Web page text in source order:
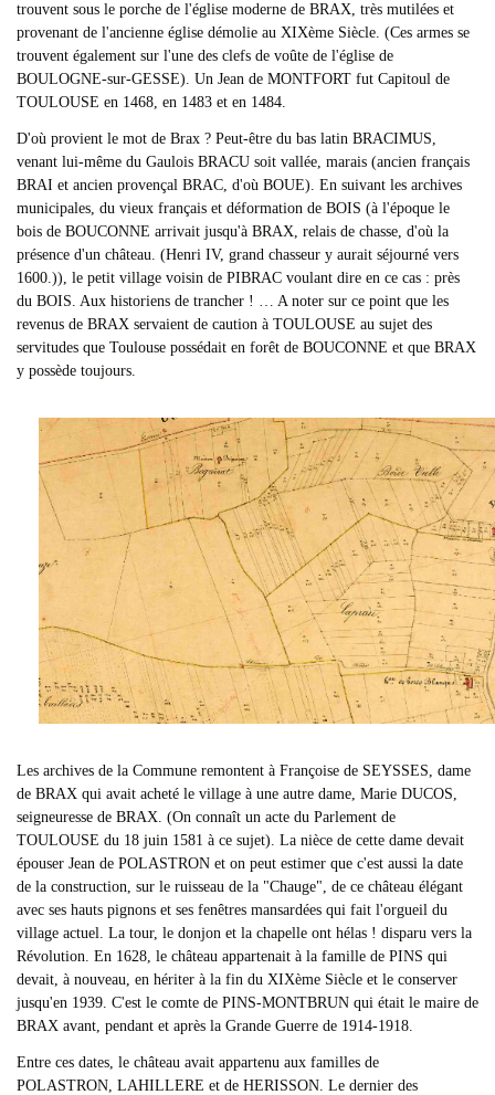
trouvent sous le porche de l'église moderne de BRAX, très mutilées et
provenant de l'ancienne église démolie au XIXème Siècle. (Ces armes se
trouvent également sur l'une des clefs de voûte de l'église de
BOULOGNE-sur-GESSE). Un Jean de MONTFORT fut Capitoul de
TOULOUSE en 1468, en 1483 et en 1484.
D'où provient le mot de Brax ? Peut-être du bas latin BRACIMUS,
venant lui-même du Gaulois BRACU soit vallée, marais (ancien français
BRAI et ancien provençal BRAC, d'où BOUE). En suivant les archives
municipales, du vieux français et déformation de BOIS (à l'époque le
bois de BOUCONNE arrivait jusqu'à BRAX, relais de chasse, d'où la
présence d'un château. (Henri IV, grand chasseur y aurait séjourné vers
1600.)), le petit village voisin de PIBRAC voulant dire en ce cas : près
du BOIS. Aux historiens de trancher ! … A noter sur ce point que les
revenus de BRAX servaient de caution à TOULOUSE au sujet des
servitudes que Toulouse possédait en forêt de BOUCONNE et que BRAX
y possède toujours.
Les archives de la Commune remontent à Françoise de SEYSSES, dame
de BRAX qui avait acheté le village à une autre dame, Marie DUCOS,
seigneuresse de BRAX. (On connaît un acte du Parlement de
TOULOUSE du 18 juin 1581 à ce sujet). La nièce de cette dame devait
épouser Jean de POLASTRON et on peut estimer que c'est aussi la date
de la construction, sur le ruisseau de la "Chauge", de ce château élégant
avec ses hauts pignons et ses fenêtres mansardées qui fait l'orgueil du
village actuel. La tour, le donjon et la chapelle ont hélas ! disparu vers la
Révolution. En 1628, le château appartenait à la famille de PINS qui
devait, à nouveau, en hériter à la fin du XIXème Siècle et le conserver
jusqu'en 1939. C'est le comte de PINS-MONTBRUN qui était le maire de
BRAX avant, pendant et après la Grande Guerre de 1914-1918.
Entre ces dates, le château avait appartenu aux familles de
POLASTRON, LAHILLERE et de HERISSON. Le dernier des